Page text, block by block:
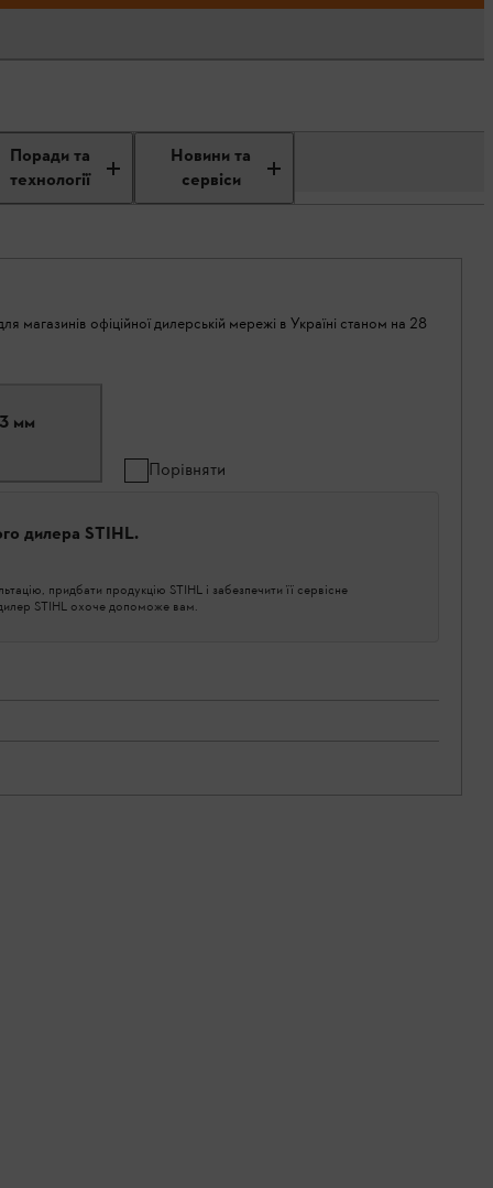
Поради та
технології
Новини та
сервіси
магазинів офіційної дилерській мережі в Україні станом на 28
мм
Порівняти
дилера STIHL.
придбати продукцію STIHL і забезпечити її сервісне
STIHL охоче допоможе вам.